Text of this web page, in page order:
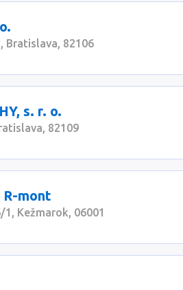
Bratislava, 82106
s. r. o.
82109
R-mont
Kežmarok, 06001